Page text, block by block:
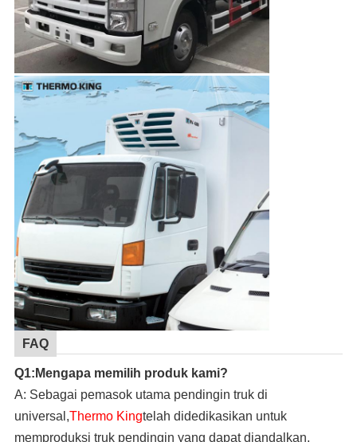
FAQ
Q1:Mengapa memilih produk kami?
A: Sebagai pemasok utama pendingin truk di
universal,Thermo Kingtelah didedikasikan untuk
memproduksi truk pendingin yang dapat diandalkan,